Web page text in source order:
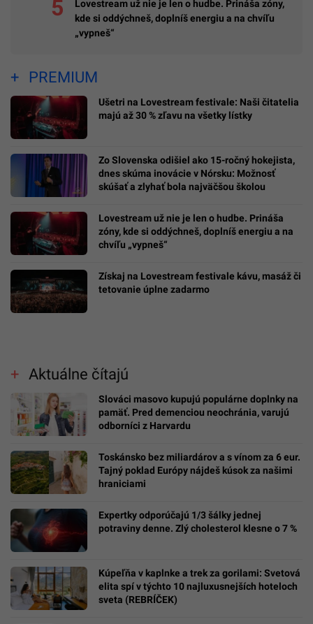
Lovestream už nie je len o hudbe. Prináša zóny,
kde si oddýchneš, doplníš energiu a na chvíľu
„vypneš“
PREMIUM
Ušetri na Lovestream festivale: Naši čitatelia
majú až 30 % zľavu na všetky lístky
Zo Slovenska odišiel ako 15-ročný hokejista,
dnes skúma inovácie v Nórsku: Možnosť
skúšať a zlyhať bola najväčšou školou
Lovestream už nie je len o hudbe. Prináša
zóny, kde si oddýchneš, doplníš energiu a na
chvíľu „vypneš“
Získaj na Lovestream festivale kávu, masáž či
tetovanie úplne zadarmo
Aktuálne čítajú
Slováci masovo kupujú populárne doplnky na
pamäť. Pred demenciou neochránia, varujú
odborníci z Harvardu
Toskánsko bez miliardárov a s vínom za 6 eur.
Tajný poklad Európy nájdeš kúsok za našimi
hraniciami
Expertky odporúčajú 1/3 šálky jednej
potraviny denne. Zlý cholesterol klesne o 7 %
Kúpeľňa v kaplnke a trek za gorilami: Svetová
elita spí v týchto 10 najluxusnejších hoteloch
sveta (REBRÍČEK)